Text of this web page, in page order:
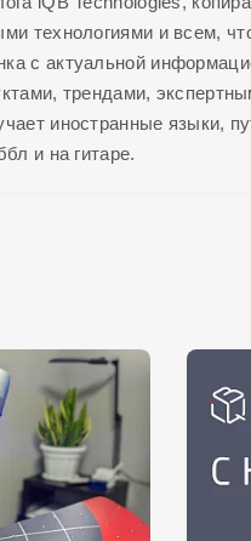
технологиями и всем,
с актуальной
трендами,
иностранные языки,
и на гитаре.